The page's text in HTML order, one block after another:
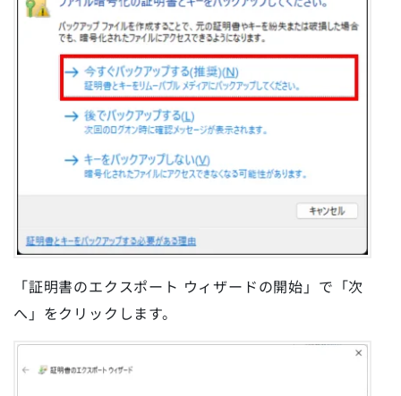
「証明書のエクスポート ウィザードの開始」で「次
へ」をクリックします。